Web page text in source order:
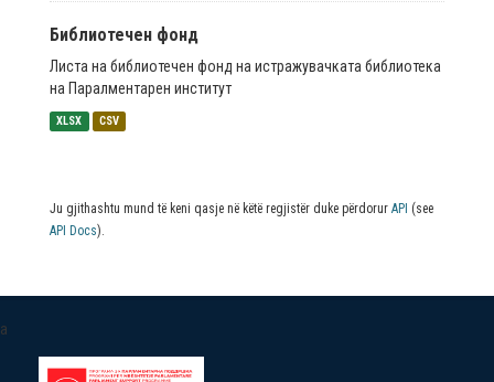
Библиотечен фонд
Листа на библиотечен фонд на истражувачката библиотека
на Паралментарен институт
XLSX CSV
Ju gjithashtu mund të keni qasje në këtë regjistër duke përdorur API (see
API Docs).
a